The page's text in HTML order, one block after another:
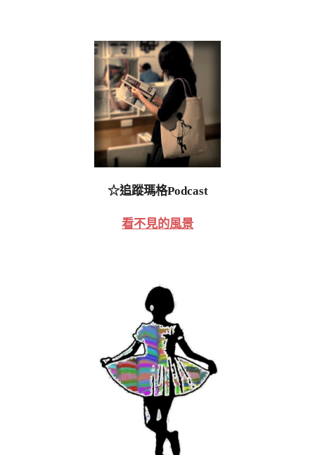
☆追蹤瑪格Podcast
看不見的風景